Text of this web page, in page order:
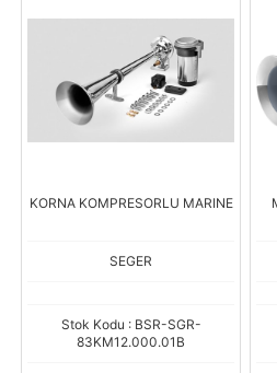
KORNA KOMPRESORLU MARINE
SEGER
Stok Kodu : BSR-SGR-
83KM12.000.01B